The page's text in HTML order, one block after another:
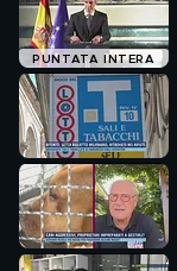
PUNTATA INTERA